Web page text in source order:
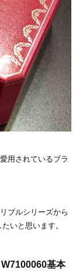
用されているブラ
ブルシリーズから
いと思います。
基本